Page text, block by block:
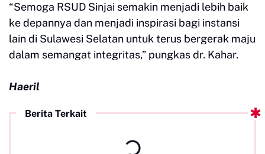
“Semoga RSUD Sinjai semakin menjadi lebih baik
ke depannya dan menjadi inspirasi bagi instansi
lain di Sulawesi Selatan untuk terus bergerak maju
dalam semangat integritas,” pungkas dr. Kahar.
Haeril
Berita Terkait